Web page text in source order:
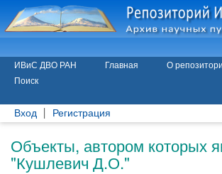
ИВиС ДВО РАН Главная О
Поиск
Вход Регистрация
Объекты, автором которых
"Кушлевич Д.О."